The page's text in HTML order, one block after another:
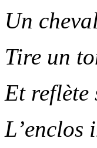
Un
Tire un
Et reflète
L’enclos